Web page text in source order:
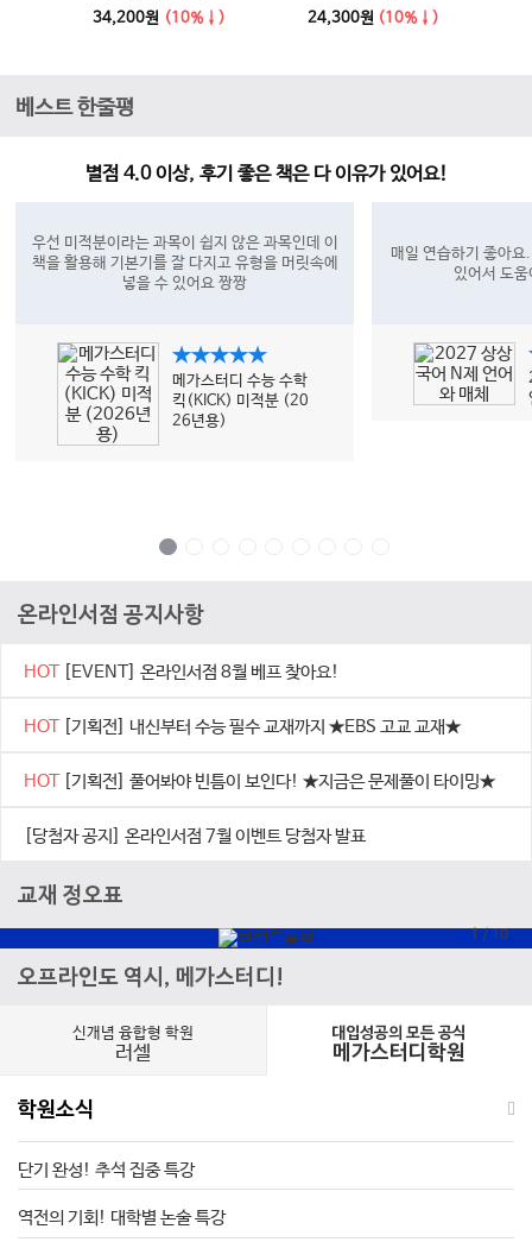
34,200원 (10%↓)
24,300원 (10%↓)
베스트 한줄평
별점 4.0 이상, 후기 좋은 책은 다 이유가 있어요!
우선 미적분이라는 과목이 쉽지 않은 과목인데 이
책을 활용해 기본기를 잘 다지고 유형을 머릿속에
넣을 수 있어요 짱짱
★★★★★
메가스터디 수능 수학
킥(KICK) 미적분 (20
26년용)
매일 연습하기 좋아
있어서 도
온라인서점 공지사항
HOT[EVENT] 온라인서점 8월 베프 찾아요!
HOT[기획전] 내신부터 수능 필수 교재까지 ★EBS 고교 교재★
HOT[기획전] 풀어봐야 빈틈이 보인다! ★지금은 문제풀이 타이밍★
[당첨자 공지] 온라인서점 7월 이벤트 당첨자 발표
교재 정오표
1 / 10
오프라인도 역시, 메가스터디!
신개념 융합형 학원
러셀
대입성공의 모든 공식
메가스터디학원
학원소식
단기 완성! 추석 집중 특강
역전의 기회! 대학별 논술 특강